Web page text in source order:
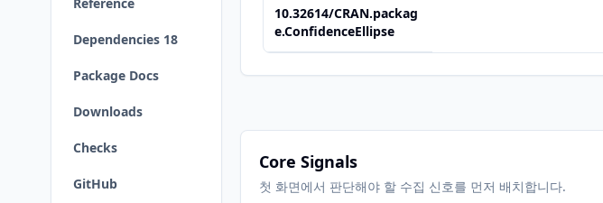
Dependencies 18
Package Docs
Downloads
Checks
GitHub
10.32614/CRAN.packag
e.ConfidenceEllipse
Core Signals
첫 화면에서 판단해야 할 수집 신호를 먼저 배치합니다.